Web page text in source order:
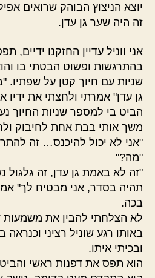
יוצא הניצוץ הבוהק שרואים
זה היה שער גן עדן.
אני ווניל עדיין החזקנו ידיים,
בהתרגשות ופשוט הבטתי בו
שניות עם חיוך קטן על שפתיו.
גן עדן" אמרתי ולחצתי את ידיו
הביט בי למספר שניות החיוך
משך אותי בבת אחת לחיבוק
"אני לא יכול להיכנס… זה
"מה?"
"זה לא באמת גן עדן, זה
תהיה בסדר, אני מבטיח לך"
בכה.
לא הצלחתי להבין את משמעות
באותו רגע שוניל רציני
ובכיתי איתו.
הוא תפס את דפנות ראשי